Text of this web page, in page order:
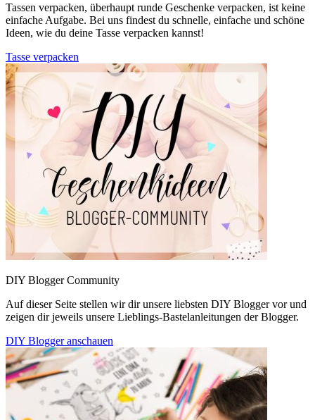
Tassen verpacken, überhaupt runde Geschenke verpacken, ist keine
einfache Aufgabe. Bei uns findest du schnelle, einfache und schöne
Ideen, wie du deine Tasse verpacken kannst!
Tasse verpacken
DIY Blogger Community
Auf dieser Seite stellen wir dir unsere liebsten DIY Blogger vor und
zeigen dir jeweils unsere Lieblings-Bastelanleitungen der Blogger.
DIY Blogger anschauen